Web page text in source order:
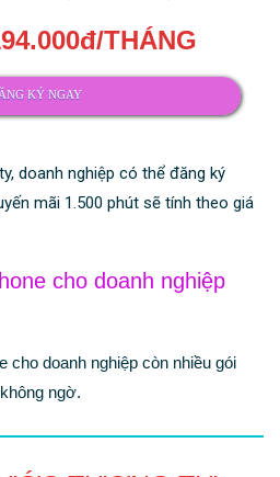
THÁNG
KÝ NGAY
doanh nghiệp có thể đăng ký
mãi 1.500 phút sẽ tính theo giá
cho doanh nghiệp
cho doanh nghiệp còn nhiều gói
ngờ.